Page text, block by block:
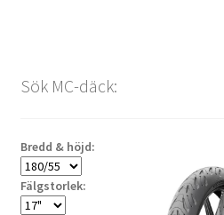
Sök MC-däck:
Bredd & höjd:
Fälgstorlek: